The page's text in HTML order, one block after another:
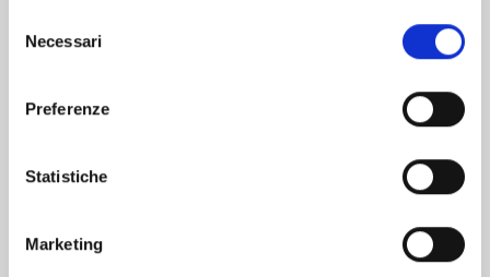
delNecessari
Preferenze
Statistiche
Marketing